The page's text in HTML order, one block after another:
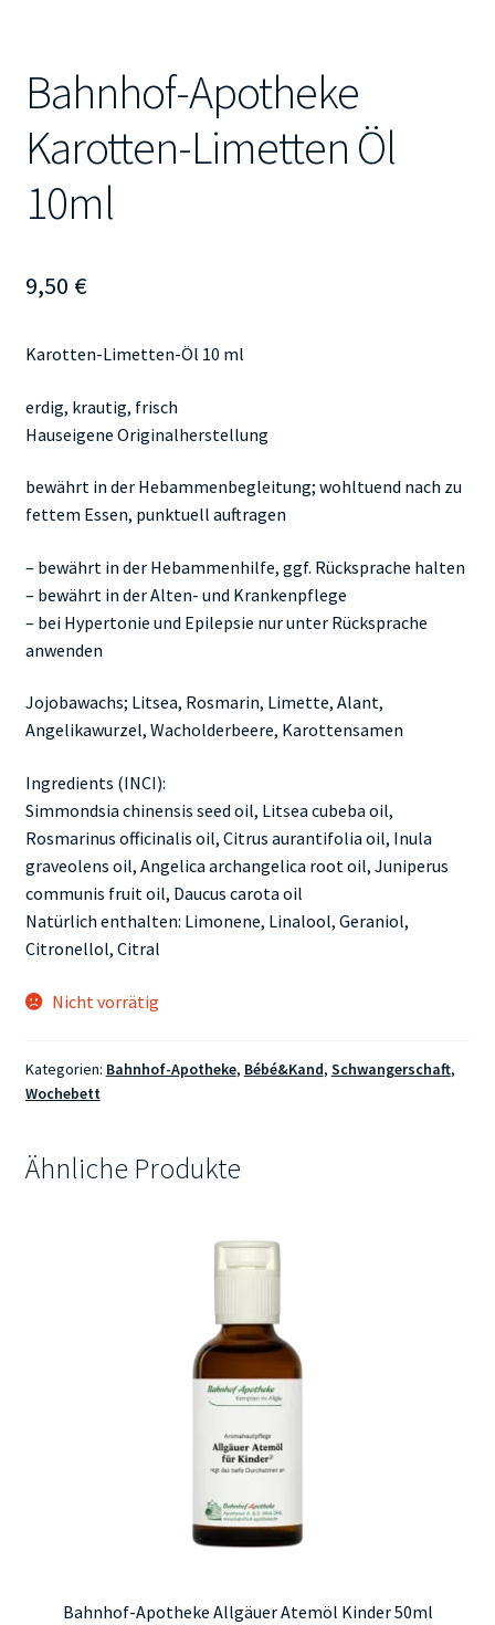
Bahnhof-Apotheke
Karotten-Limetten Öl
10ml
9,50 €
Karotten-Limetten-Öl 10 ml
erdig, krautig, frisch
Hauseigene Originalherstellung
bewährt in der Hebammenbegleitung; wohltuend nach zu
fettem Essen, punktuell auftragen
– bewährt in der Hebammenhilfe, ggf. Rücksprache halten
– bewährt in der Alten- und Krankenpflege
– bei Hypertonie und Epilepsie nur unter Rücksprache
anwenden
Jojobawachs; Litsea, Rosmarin, Limette, Alant,
Angelikawurzel, Wacholderbeere, Karottensamen
Ingredients (INCI):
Simmondsia chinensis seed oil, Litsea cubeba oil,
Rosmarinus officinalis oil, Citrus aurantifolia oil, Inula
graveolens oil, Angelica archangelica root oil, Juniperus
communis fruit oil, Daucus carota oil
Natürlich enthalten: Limonene, Linalool, Geraniol,
Citronellol, Citral
Nicht vorrätig
Kategorien: Bahnhof-Apotheke, Bébé&Kand, Schwangerschaft,
Wochebett
Ähnliche Produkte
Bahnhof-Apotheke Allgäuer Atemöl Kinder 50ml